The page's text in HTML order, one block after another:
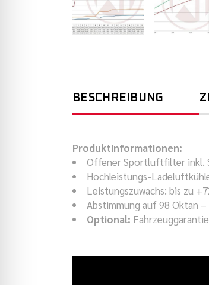
BESCHREIBUNG
Produktinformationen:
Offener Sportluftfilter inkl.
Hochleistungs-
Leistungszuwachs: bis zu
Abstimmung auf 98 Oktan
Optional: